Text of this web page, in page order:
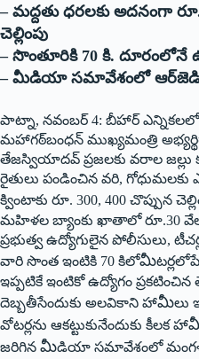
– మద్దతు ధరలకు అదనంగా
చెల్లింపు
– సొంతూరికి 70 కి. దూరంలోనే
– మీడియా సమావేశంలో
‌పాట్నా, నవంబర్‌ 4: ‌బీహార్‌
మహాగఠ్‌బంధన్‌ ‌ముఖ్యమంత్రి
తేజస్వియాదవ్‌ ‌ప్రజలకు వరాల జల్లు
రైతులు పండించిన వరి,
క్వింటాకు రూ. 300, 400 చొప్పున
మహిళల బ్యాంకు ఖాతాలో రూ.30
ప్రభుత్వ ఉద్యోగులైన పోలీసులు,
వారి సొంత ఇంటికి 70 కిలోమీ
ఇప్పటికే ఇంటికో ఉద్యోగం
దెబ్బతీసేందుకు అలవికాని హామీలు
వోటర్లను ఆకట్టుకునేందుకు ‌కీలక హా
జరిగిన మీడియా సమావేశంలో